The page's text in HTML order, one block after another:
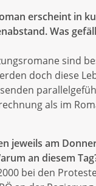
erscheint in
Was
sind
doch diese
als im
jeweils am
an diesem
bei den